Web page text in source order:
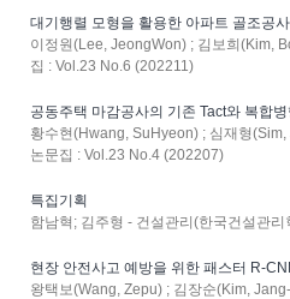
대기행렬 모형을 활용한 아파트 골조공
이정원(Lee, JeongWon) ; 김보희(Kim,
집 : Vol.23 No.6 (202211)
공동주택 마감공사의 기존 Tact와 복합
황수현(Hwang, SuHyeon) ; 심재형
논문집 : Vol.23 No.4 (202207)
특집기획
함남혁; 김주형 - 건설관리(한국건설관
현장 안전사고 예방을 위한 패스터 R-
왕택보(Wang, Zepu) ; 김장순(Kim,